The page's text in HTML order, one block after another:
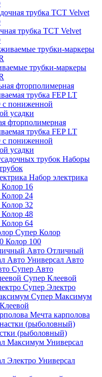
трубка TCT Velvet
трубки-маркеры
фторполимерная
трубка FEP LT
с пониженной
усадки
Наборы
Набор электрика
Колор 16
Колор 24
Колор 32
Колор 48
Колор 64
Супер Колор
Колор 100
Авто Отличный
Универсал Авто
Супер Авто
Супер Клеевой
Супер Электро
Супер Максимум
Клеевой
Мечта карполова
(рыболовный)
Универсал
Универсал